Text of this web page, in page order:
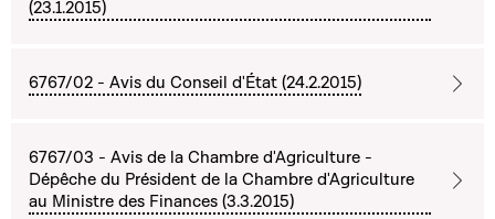
(23.1.2015)
6767/02 - Avis du Conseil d'État (24.2.2015)
6767/03 - Avis de la Chambre d'Agriculture -
Dépêche du Président de la Chambre d'Agriculture
au Ministre des Finances (3.3.2015)